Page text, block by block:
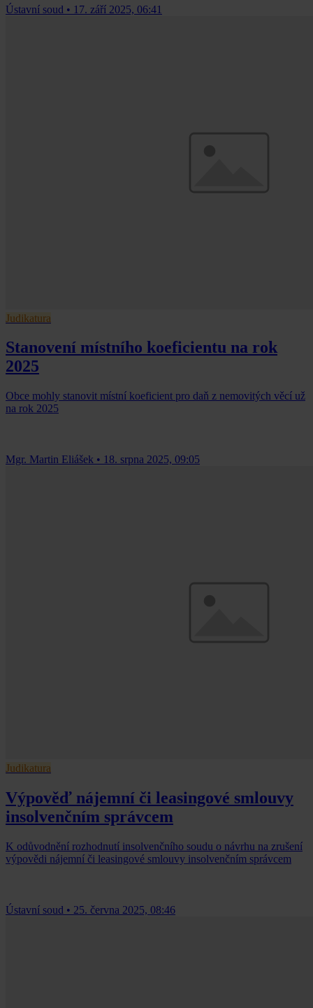
Ústavní soud • 17. září 2025, 06:41
Judikatura
Stanovení místního koeficientu na rok
2025
Obce mohly stanovit místní koeficient pro daň z nemovitých věcí už
na rok 2025
Mgr. Martin Eliášek • 18. srpna 2025, 09:05
Judikatura
Výpověď nájemní či leasingové smlouvy
insolvenčním správcem
K odůvodnění rozhodnutí insolvenčního soudu o návrhu na zrušení
výpovědi nájemní či leasingové smlouvy insolvenčním správcem
Ústavní soud • 25. června 2025, 08:46